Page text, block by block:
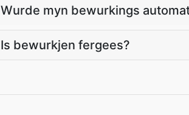
Wurde myn bewurkings
Is bewurkjen fergees?